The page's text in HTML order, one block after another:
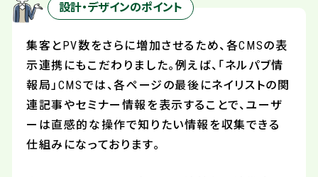
設計・デザインのポイント
集客と PV数をさらに増加させるため、各CMSの表
示連携にもこだわりました。例えば、「ネルパブ情
報局」 CMSでは、各ページの最後にネイリストの関
連記事やセミナー情報を表示することで、ユーザ
ーは直感的な操作で知りたい情報を収集できる
仕組みになっております。